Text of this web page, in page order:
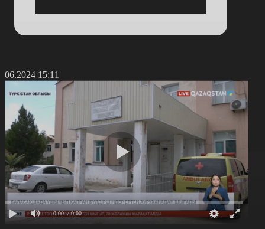
15:11
0:00 / 0:00